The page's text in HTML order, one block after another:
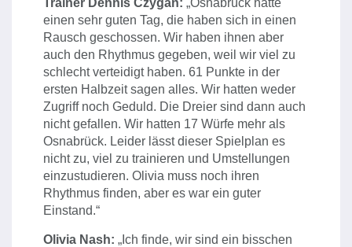
Trainer Dennis Czygan: „Osnabrück hatte
einen sehr guten Tag, die haben sich in einen
Rausch geschossen. Wir haben ihnen aber
auch den Rhythmus gegeben, weil wir viel zu
schlecht verteidigt haben. 61 Punkte in der
ersten Halbzeit sagen alles. Wir hatten weder
Zugriff noch Geduld. Die Dreier sind dann auch
nicht gefallen. Wir hatten 17 Würfe mehr als
Osnabrück. Leider lässt dieser Spielplan es
nicht zu, viel zu trainieren und Umstellungen
einzustudieren. Olivia muss noch ihren
Rhythmus finden, aber es war ein guter
Einstand.“
Olivia Nash: „Ich finde, wir sind ein bisschen